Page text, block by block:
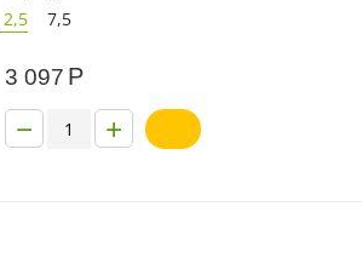
2,5
7,5
3 097 Р
+
−